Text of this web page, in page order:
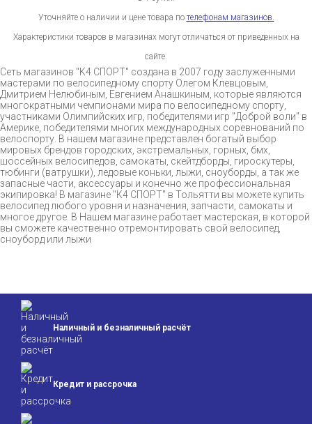
Уточняйте о наличии и цене товара по телефонам магазинов.
Характеристики товаров в магазинах могут отличаться от приведенных на
сайте.
Сеть магазинов "K4 СПОРТ" создана в 2007 году заслуженными
мастерами по велосипедному спорту Олегом Клевцовым,
Дмитрием Нелюбиным, Евгением Анашкиным, которые являются
многократными чемпионами мира по велосипедному спорту,
участниками Олимпийских игр, победителями игр "Доброй воли" в
Америке, победителями многих международных соревнований по
велоспорту. В нашем магазине представлен богатый выбор
мировых брендов городских, экстремальных, горных, бмх,
шоссейных велосипедов, самокаты, скейтдборды, гироскутеры,
тюбинги (ватрушки), ледовые коньки, лыжи, сноуборды, а так же
запасные части, аксессуары и конечно же профессиональная
экипировка! В магазине "К4 СПОРТ" в Тольятти вы можете купить
велосипед любого уровня и назначения, запчасти, самокаты и
многое другое. В Нашем магазине работает мастерская, в которой
вы сможете качественно отремонтировать свой велосипед,
сноуборд или лыжи
Наличный и безналичный расчёт
Кредит и рассрочка